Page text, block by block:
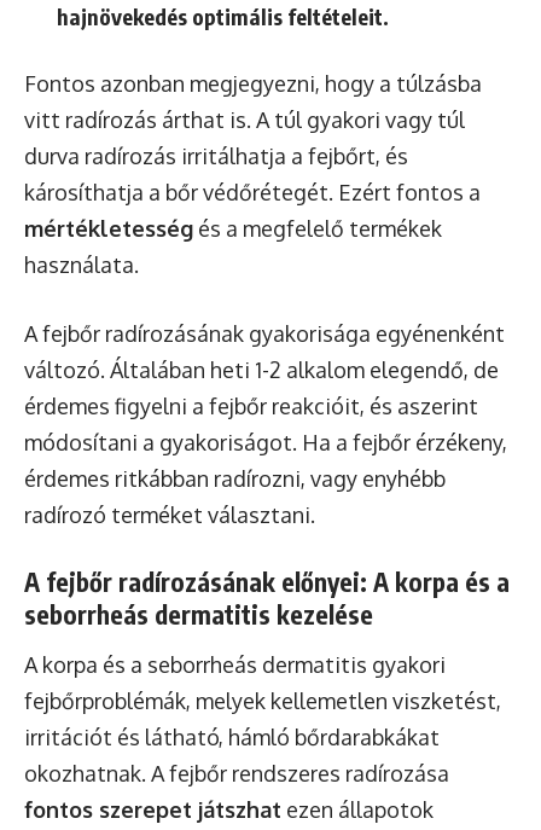
hajnövekedés optimális feltételeit.
Fontos azonban megjegyezni, hogy a túlzásba
vitt radírozás árthat is. A túl gyakori vagy túl
durva radírozás irritálhatja a fejbőrt, és
károsíthatja a bőr védőrétegét. Ezért fontos a
mértékletesség és a megfelelő termékek
használata.
A fejbőr radírozásának gyakorisága egyénenként
változó. Általában heti 1-2 alkalom elegendő, de
érdemes figyelni a fejbőr reakcióit, és aszerint
módosítani a gyakoriságot. Ha a fejbőr érzékeny,
érdemes ritkábban radírozni, vagy enyhébb
radírozó terméket választani.
A fejbőr radírozásának előnyei: A korpa és a
seborrheás dermatitis kezelése
A korpa és a seborrheás dermatitis gyakori
fejbőrproblémák, melyek kellemetlen viszketést,
irritációt és látható, hámló bőrdarabkákat
okozhatnak. A fejbőr rendszeres radírozása
fontos szerepet játszhat ezen állapotok